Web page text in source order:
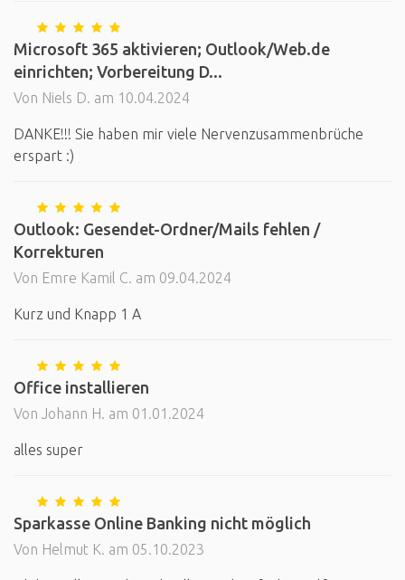
Microsoft 365 aktivieren; Outlook/Web.de
einrichten; Vorbereitung D...
Von Niels D. am 10.04.2024
DANKE!!! Sie haben mir viele Nervenzusammenbrüche
erspart :)
Outlook: Gesendet-Ordner/Mails fehlen /
Korrekturen
Von Emre Kamil C. am 09.04.2024
Kurz und Knapp 1 A
Office installieren
Von Johann H. am 01.01.2024
alles super
Sparkasse Online Banking nicht möglich
Von Helmut K. am 05.10.2023